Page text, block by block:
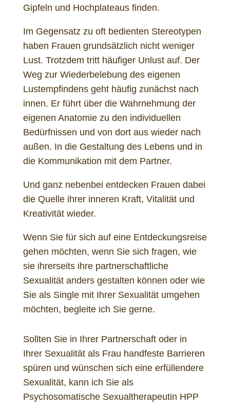
Gipfeln und Hochplateaus finden.
Im Gegensatz zu oft bedienten Stereotypen
haben Frauen grundsätzlich nicht weniger
Lust. Trotzdem tritt häufiger Unlust auf. Der
Weg zur Wiederbelebung des eigenen
Lustempfindens geht häufig zunächst nach
innen. Er führt über die Wahrnehmung der
eigenen Anatomie zu den individuellen
Bedürfnissen und von dort aus wieder nach
außen. In die Gestaltung des Lebens und in
die Kommunikation mit dem Partner.
Und ganz nebenbei entdecken Frauen dabei
die Quelle ihrer inneren Kraft, Vitalität und
Kreativität wieder.
Wenn Sie für sich auf eine Entdeckungsreise
gehen möchten, wenn Sie sich fragen, wie
sie ihrerseits ihre partnerschaftliche
Sexualität anders gestalten können oder wie
Sie als Single mit Ihrer Sexualität umgehen
möchten, begleite ich Sie gerne.
Sollten Sie in Ihrer Partnerschaft oder in
Ihrer Sexualität als Frau handfeste Barrieren
spüren und wünschen sich eine erfüllendere
Sexualität, kann ich Sie als
Psychosomatische Sexualtherapeutin HPP